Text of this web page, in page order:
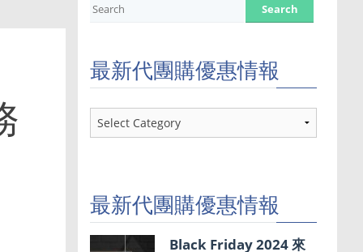
最新代團購優惠情報
最
新
優
惠
情
報
最新代團購優惠情報
Black Friday 2024 來